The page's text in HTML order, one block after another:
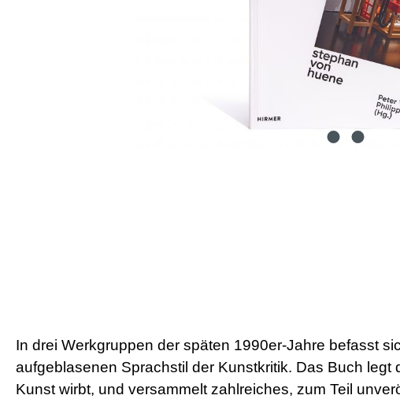
In drei Werkgruppen der späten 1990er-Jahre befasst
aufgeblasenen Sprachstil der Kunstkritik. Das Buch
Kunst wirbt, und versammelt zahlreiches, zum Teil